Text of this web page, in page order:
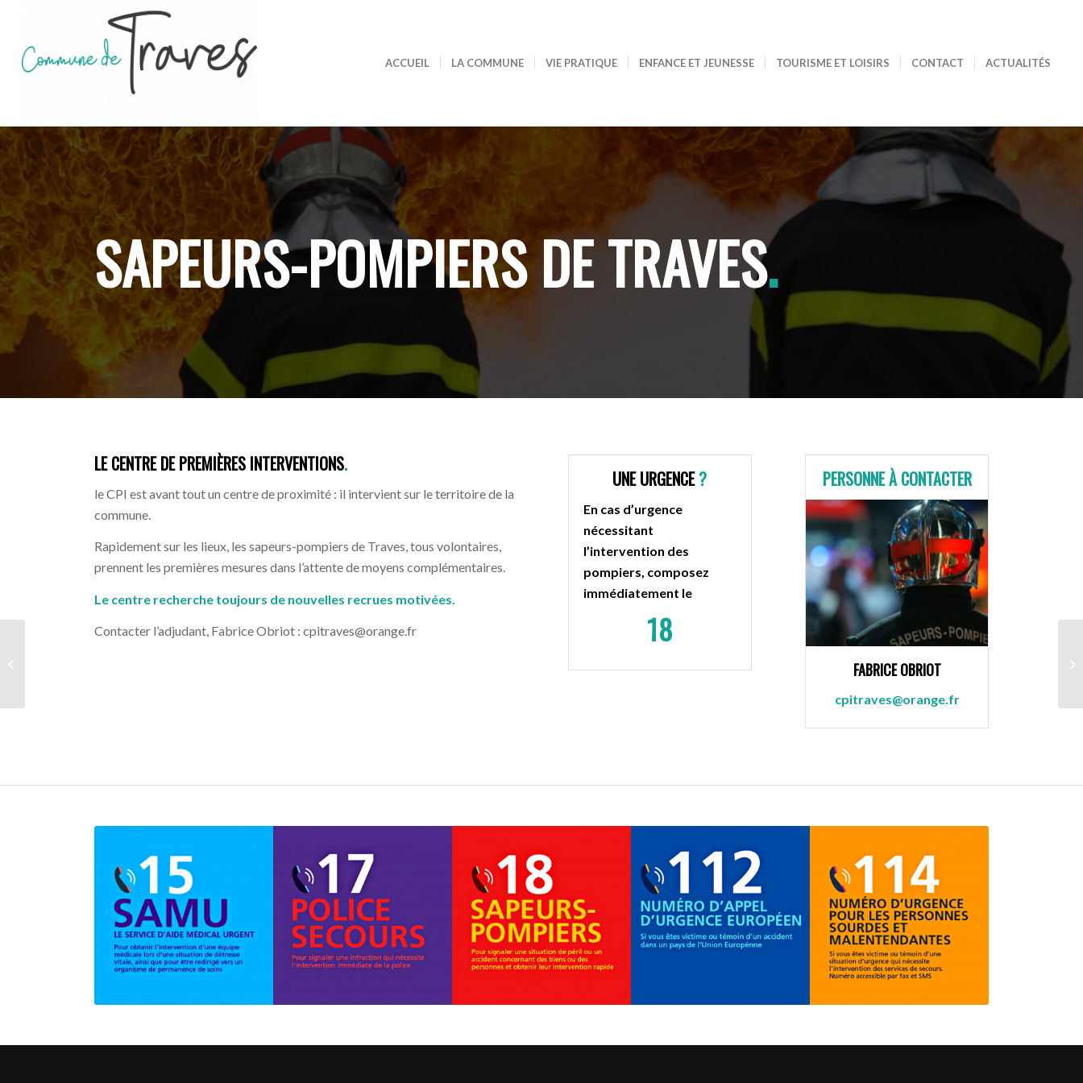
ACCUEIL LA COMMUNE VIE PRATIQUE ENFANCE ET JEUNESSE TOURISME ET LOISIRS CONTACT ACTUALITÉS
SAPEURS-POMPIERS DE TRAVES.
LE CENTRE DE PREMIÈRES INTERVENTIONS.
le CPI est avant tout un centre de proximité : il intervient sur le territoire de la
commune.
Rapidement sur les lieux, les sapeurs-pompiers de Traves, tous volontaires,
prennent les premières mesures dans l’attente de moyens complémentaires.
Le centre recherche toujours de nouvelles recrues motivées.
Contacter l’adjudant, Fabrice Obriot : cpitraves@orange.fr
UNE URGENCE?
En cas d’urgence
nécessitant
l’intervention des
pompiers, composez
immédiatement le
18
PERSONNE À CONTACTER
FABRICE OBRIOT
cpitraves@orange.fr